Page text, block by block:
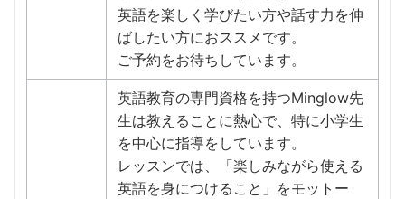
英語を楽しく学びたい方や話す力を伸
ばしたい方におススメです。
ご予約をお待ちしています。
英語教育の専門資格を持つMinglow先
生は教えることに熱心で、特に小学生
を中心に指導をしています。
レッスンでは、「楽しみながら使える
英語を身につけること」をモットー